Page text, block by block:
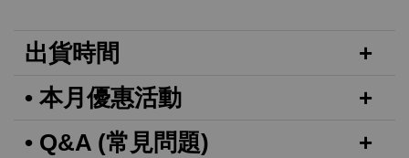
出貨時間
• 本月優惠活動
• Q&A (常見問題)